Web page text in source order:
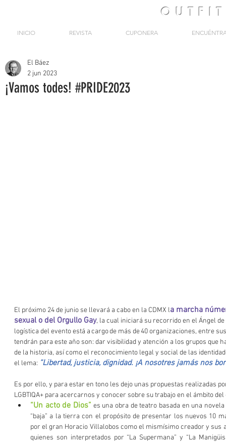
OUTFIT
INICIO REVISTA CUPONERA
¡Vamos todes! #PRIDE2023
El Báez
2 jun 2023
El próximo 24 de junio se llevará a cabo en la CDMX la marcha
sexual o del Orgullo Gay, la cual iniciará su recorrido en el Ángel
logística del evento está a cargo de más de 40 organizaciones, entre
tendrán para este año son: dar visibilidad y atención a los grupos que
de la historia, así como el reconocimiento legal y social de las
el lema: “Libertad, justicia, dignidad. ¡A nosotres jamás nos
Es por ello, y para estar en tono les dejo unas propuestas realizadas
LGBTIQA+ para acercarnos y conocer sobre su trabajo en el ámbito
“Un acto de Dios” es una obra de teatro basada en una
“baja” a la tierra con el propósito de presentar los nuevos 10
por el gran Horacio Villalobos como el mismísimo creador y sus
quienes son interpretados por “La Supermana” y “La